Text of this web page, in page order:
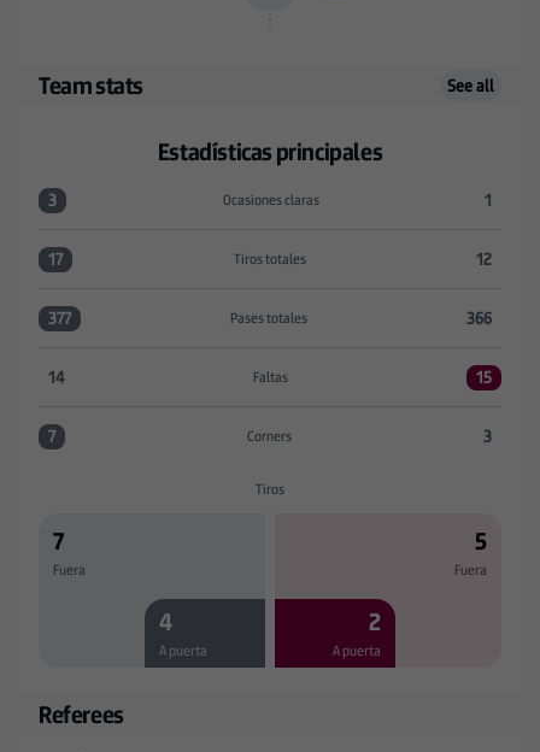
Team stats See all
Estadísticas principales
Ocasiones claras:Deportivo Alavés 3 versus SD Eibar
3 Ocasiones claras 1
Tiros totales:Deportivo Alavés 17 versus SD Eibar 12
17 Tiros totales 12
Pases totales:Deportivo Alavés 377 versus SD Eibar
377 Pases totales 366
Faltas:Deportivo Alavés 14 versus SD Eibar 15
14 Faltas 15
Corners:Deportivo Alavés 7 versus SD Eibar 3
7 Corners 3
Tiros
7
Fuera
4
A puerta
5
Fuera
2
A puerta
Referees